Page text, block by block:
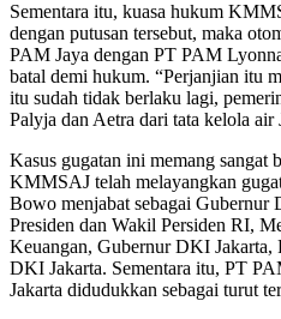
Sementara itu, kuasa hukum
dengan putusan tersebut, maka
PAM Jaya dengan PT PAM
batal demi hukum. “Perjanjian itu
itu sudah tidak berlaku lagi,
Palyja dan Aetra dari tata kelola air
Kasus gugatan ini memang sangat
KMMSAJ telah melayangkan
Bowo menjabat sebagai Gubernur
Presiden dan Wakil Persiden RI,
Keuangan, Gubernur DKI
DKI Jakarta. Sementara itu, PT
Jakarta didudukkan sebagai turut